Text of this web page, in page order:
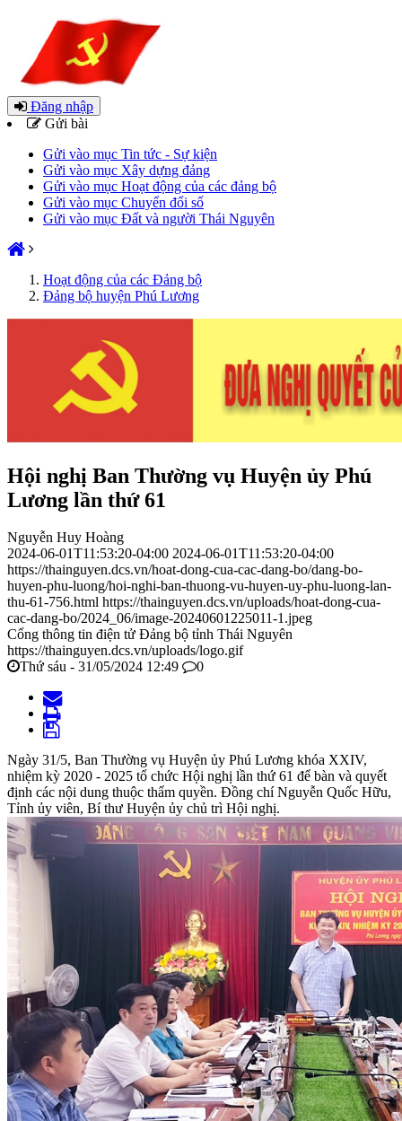
Đăng nhập
Gửi bài
Gửi vào mục Tin tức - Sự kiện
Gửi vào mục Xây dựng đảng
Gửi vào mục Hoạt động của các đảng bộ
Gửi vào mục Chuyển đổi số
Gửi vào mục Đất và người Thái Nguyên
Hoạt động của các Đảng bộ
Đảng bộ huyện Phú Lương
Hội nghị Ban Thường vụ Huyện ủy Phú
Lương lần thứ 61
Nguyễn Huy Hoàng
2024-06-01T11:53:20-04:00 2024-06-01T11:53:20-04:00
https://thainguyen.dcs.vn/hoat-dong-cua-cac-dang-bo/dang-bo-
huyen-phu-luong/hoi-nghi-ban-thuong-vu-huyen-uy-phu-luong-lan-
thu-61-756.html https://thainguyen.dcs.vn/uploads/hoat-dong-cua-
cac-dang-bo/2024_06/image-20240601225011-1.jpeg
Cổng thông tin điện tử Đảng bộ tỉnh Thái Nguyên
https://thainguyen.dcs.vn/uploads/logo.gif
Thứ sáu - 31/05/2024 12:49
0
Ngày 31/5, Ban Thường vụ Huyện ủy Phú Lương khóa XXIV,
nhiệm kỳ 2020 - 2025 tổ chức Hội nghị lần thứ 61 để bàn và quyết
định các nội dung thuộc thẩm quyền. Đồng chí Nguyễn Quốc Hữu,
Tỉnh ủy viên, Bí thư Huyện ủy chủ trì Hội nghị.